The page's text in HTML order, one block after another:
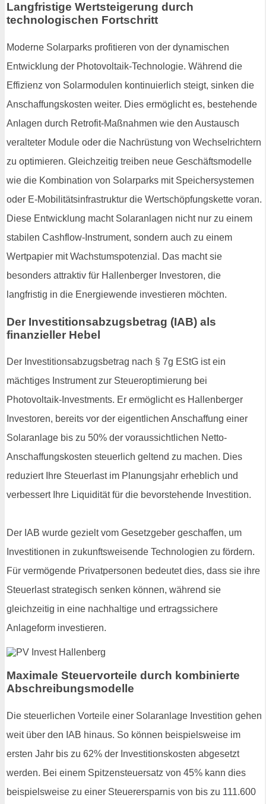
Langfristige Wertsteigerung durch
technologischen Fortschritt
Moderne Solarparks profitieren von der dynamischen
Entwicklung der Photovoltaik-Technologie. Während die
Effizienz von Solarmodulen kontinuierlich steigt, sinken die
Anschaffungskosten weiter. Dies ermöglicht es, bestehende
Anlagen durch Retrofit-Maßnahmen wie den Austausch
veralteter Module oder die Nachrüstung von Wechselrichtern
zu optimieren. Gleichzeitig treiben neue Geschäftsmodelle
wie die Kombination von Solarparks mit Speichersystemen
oder E-Mobilitätsinfrastruktur die Wertschöpfungskette voran.
Diese Entwicklung macht Solaranlagen nicht nur zu einem
stabilen Cashflow-Instrument, sondern auch zu einem
Wertpapier mit Wachstumspotenzial. Das macht sie
besonders attraktiv für Hallenberger Investoren, die
langfristig in die Energiewende investieren möchten.
Der Investitionsabzugsbetrag (IAB) als
finanzieller Hebel
Der Investitionsabzugsbetrag nach § 7g EStG ist ein
mächtiges Instrument zur Steueroptimierung bei
Photovoltaik-Investments. Er ermöglicht es Hallenberger
Investoren, bereits vor der eigentlichen Anschaffung einer
Solaranlage bis zu 50% der voraussichtlichen Netto-
Anschaffungskosten steuerlich geltend zu machen. Dies
reduziert Ihre Steuerlast im Planungsjahr erheblich und
verbessert Ihre Liquidität für die bevorstehende Investition.
Der IAB wurde gezielt vom Gesetzgeber geschaffen, um
Investitionen in zukunftsweisende Technologien zu fördern.
Für vermögende Privatpersonen bedeutet dies, dass sie ihre
Steuerlast strategisch senken können, während sie
gleichzeitig in eine nachhaltige und ertragssichere
Anlageform investieren.
Maximale Steuervorteile durch kombinierte
Abschreibungsmodelle
Die steuerlichen Vorteile einer Solaranlage Investition gehen
weit über den IAB hinaus. So können beispielsweise im
ersten Jahr bis zu 62% der Investitionskosten abgesetzt
werden. Bei einem Spitzensteuersatz von 45% kann dies
beispielsweise zu einer Steuerersparnis von bis zu 111.600